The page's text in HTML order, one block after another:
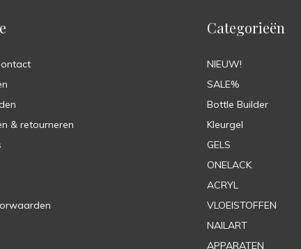
& retourneren
Categorieën
NIEUW!
SALE%
Bottle Builder
Kleurgel
GELS
ONELACK
ACRYL
VLOEISTOFFEN
NAILART
APPARATEN